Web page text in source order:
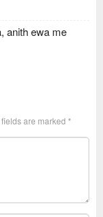
anith ewa me
are marked *